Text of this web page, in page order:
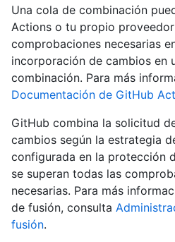
Una cola de combinación
Actions o tu propio
comprobaciones necesarias
incorporación de cambios en
combinación. Para más
Documentación de GitHub
GitHub combina la solicitud
cambios según la estrategia
configurada en la protección
se superan todas las
necesarias. Para más
de fusión, consulta
fusión.